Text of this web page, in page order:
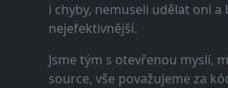
i chyby, nemuseli udělat oni a
nejefektivnější.
Jsme tým s otevřenou myslí,
source, vše považujeme za